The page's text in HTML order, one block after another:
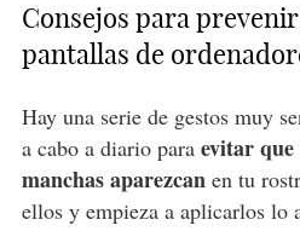
Consejos para
pantallas de
Hay una serie de gestos muy
a cabo a diario para evitar
manchas aparezcanen tu
ellos y empieza a aplicarlos lo